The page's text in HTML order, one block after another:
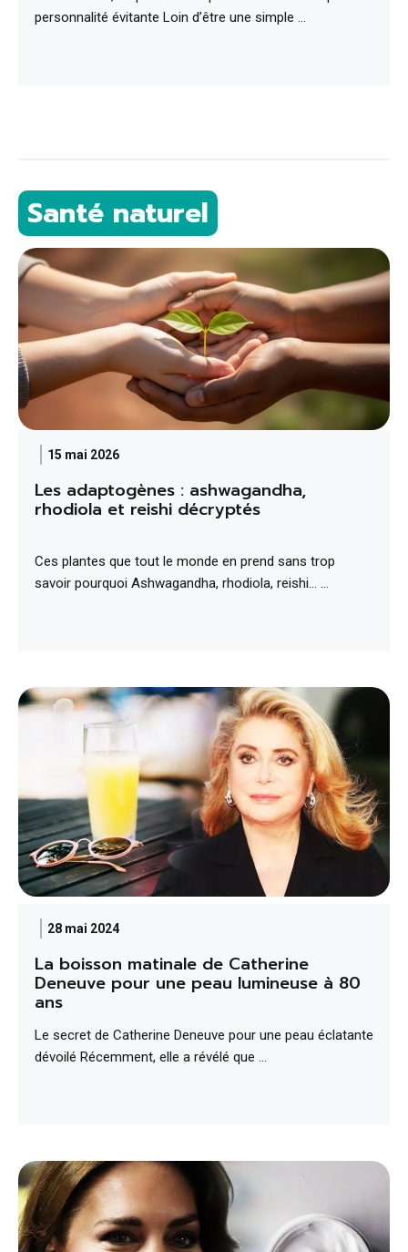
personnalité évitante Loin d’être une simple …
Santé naturel
15 mai 2026
Les adaptogènes : ashwagandha,
rhodiola et reishi décryptés
Ces plantes que tout le monde en prend sans trop
savoir pourquoi Ashwagandha, rhodiola, reishi… …
28 mai 2024
La boisson matinale de Catherine
Deneuve pour une peau lumineuse à 80
ans
Le secret de Catherine Deneuve pour une peau éclatante
dévoilé Récemment, elle a révélé que …